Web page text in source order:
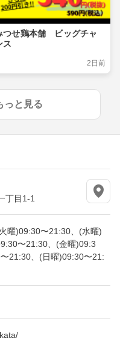
つせ鶏本舗 ビッグチャ
ス
2日前
っと見る
丁目1-1
曜)09:30〜21:30、(水曜)
〜21:30、(金曜)09:3
21:30、(日曜)09:30〜21: